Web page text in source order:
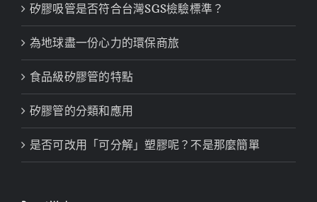
矽膠吸管是否符合台灣SGS檢驗標準？
為地球盡一份心力的環保商旅
食品級矽膠管的特點
矽膠管的分類和應用
是否可改用「可分解」塑膠呢？不是那麼簡單